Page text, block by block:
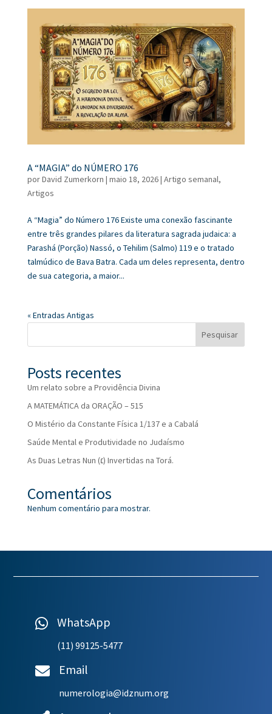
A “MAGIA” do NÚMERO 176
porDavid Zumerkorn | maio 18, 2026| Artigo semanal,
Artigos
A “Magia” do Número 176 Existe uma conexão fascinante
entre três grandes pilares da literatura sagrada judaica: a
Parashá (Porção) Nassó, o Tehilim (Salmo) 119 e o tratado
talmúdico de Bava Batra. Cada um deles representa, dentro
de sua categoria, a maior...
« Entradas Antigas
Pesquisar
Posts recentes
Um relato sobre a Providência Divina
A MATEMÁTICA da ORAÇÃO – 515
O Mistério da Constante Física 1/137 e a Cabalá
Saúde Mental e Produtividade no Judaísmo
As Duas Letras Nun (׆) Invertidas na Torá.
Comentários
Nenhum comentário para mostrar.
 WhatsApp
(11) 99125-5477
 Email
numerologia@idznum.org